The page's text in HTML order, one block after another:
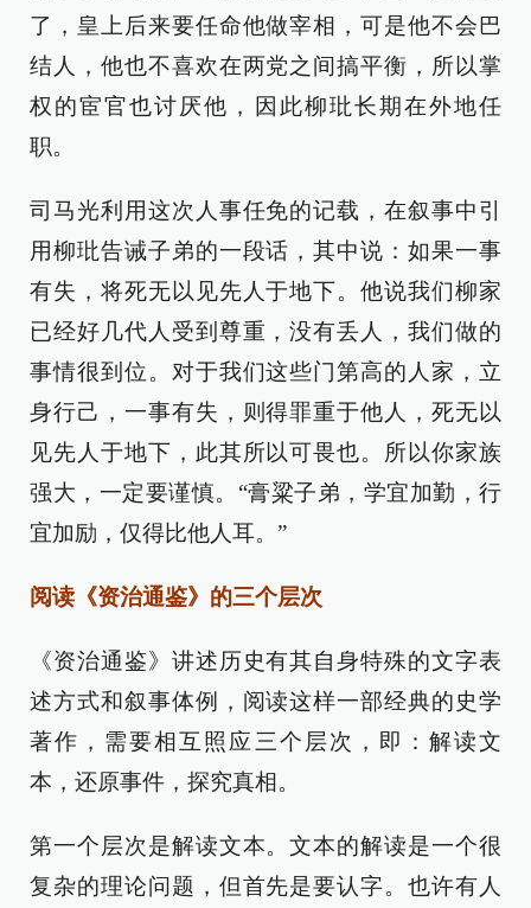
了，皇上后来要任命他做宰相，可是他不会巴
结人，他也不喜欢在两党之间搞平衡，所以掌
权的宦官也讨厌他，因此柳玭长期在外地任
职。
司马光利用这次人事任免的记载，在叙事中引
用柳玭告诫子弟的一段话，其中说：如果一事
有失，将死无以见先人于地下。他说我们柳家
已经好几代人受到尊重，没有丢人，我们做的
事情很到位。对于我们这些门第高的人家，立
身行己，一事有失，则得罪重于他人，死无以
见先人于地下，此其所以可畏也。所以你家族
强大，一定要谨慎。“膏粱子弟，学宜加勤，行
宜加励，仅得比他人耳。”
阅读《资治通鉴》的三个层次
《资治通鉴》讲述历史有其自身特殊的文字表
述方式和叙事体例，阅读这样一部经典的史学
著作，需要相互照应三个层次，即：解读文
本，还原事件，探究真相。
第一个层次是解读文本。文本的解读是一个很
复杂的理论问题，但首先是要认字。也许有人